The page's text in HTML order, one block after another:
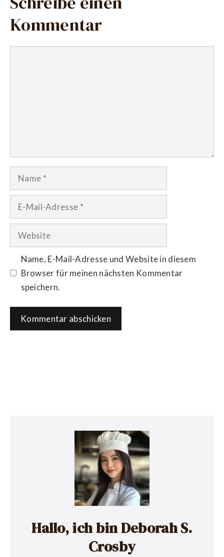
Kommentar
Name
Website
Name, E-Mail-Adresse und Website in diesem
Browser für meinen nächsten Kommentar
speichern.
Hallo, ich bin Deborah S.
Crosby